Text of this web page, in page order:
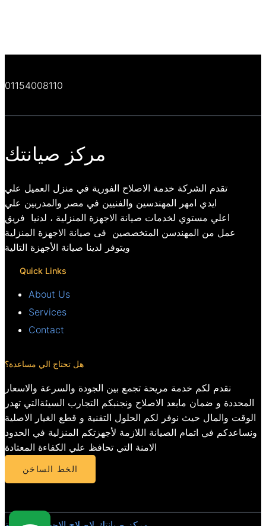
01154008110
مركز صيانتك
تقدم الشركة خدمة الاصلاح الفورية في منزل العميل علي
ايدي امهر المهندسين والفنيين في مصر والمدربين علي
اعلي مستوي لخدمات صيانة الاجهزة المنزلية ، لدنيا فريق
عمل من المهندسن المتخصصين فى صيانة الاجهزة المنزلية
ويتوفر لدينا صيانة الأجهزة التالية
Quick Links
About Us
Services
Contact
هل تحتاج الي مساعدة؟
نقدم لكم خدمة مريحة تجمع بين الجودة والسرعة والاسعار
المحددة و ضمان مابعد الاصلاح ونجنبكم التجارب السيئةالتي تهدر
الوقت والمال حيث نوفر لكم الحلول التقنية و قطع الغيار الاصلية
ونساعدكم في اتمام الصيانة اللازمة لأجهزتكم المنزلية في الحدود
الامنة التي تحافظ علي الكفاءة المعتادة
الخط الساخن